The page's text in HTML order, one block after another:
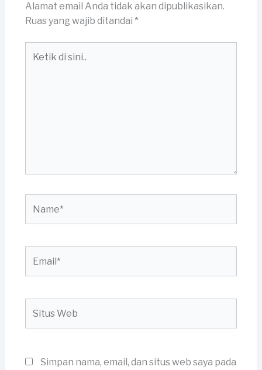
Alamat email Anda tidak akan dipublikasikan.
Ruas yang wajib ditandai *
Web
Simpan nama, email, dan situs web saya pada